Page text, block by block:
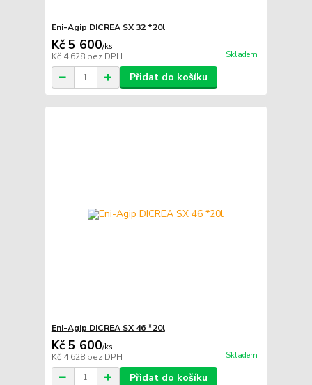
Eni-Agip DICREA SX 32 *20l
Kč 5 600/ks
Kč 4 628 bez DPH Skladem
Přidat do košíku
Eni-Agip DICREA SX 46 *20l
Kč 5 600/ks
Kč 4 628 bez DPH Skladem
Přidat do košíku